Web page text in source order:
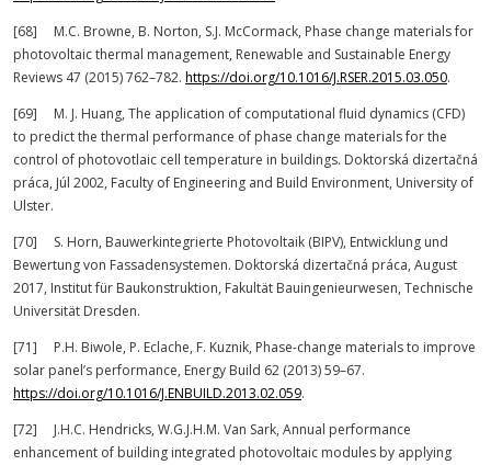
[68] M.C. Browne, B. Norton, S.J. McCormack, Phase change materials for
photovoltaic thermal management, Renewable and Sustainable Energy
Reviews 47 (2015) 762–782. https://doi.org/10.1016/J.RSER.2015.03.050.
[69] M. J. Huang, The application of computational fluid dynamics (CFD)
to predict the thermal performance of phase change materials for the
control of photovotlaic cell temperature in buildings. Doktorská dizertačná
práca, Júl 2002, Faculty of Engineering and Build Environment, University of
Ulster.
[70] S. Horn, Bauwerkintegrierte Photovoltaik (BIPV), Entwicklung und
Bewertung von Fassadensystemen. Doktorská dizertačná práca, August
2017, Institut für Baukonstruktion, Fakultät Bauingenieurwesen, Technische
Universität Dresden.
[71] P.H. Biwole, P. Eclache, F. Kuznik, Phase-change materials to improve
solar panel’s performance, Energy Build 62 (2013) 59–67.
https://doi.org/10.1016/J.ENBUILD.2013.02.059.
[72] J.H.C. Hendricks, W.G.J.H.M. Van Sark, Annual performance
enhancement of building integrated photovoltaic modules by applying